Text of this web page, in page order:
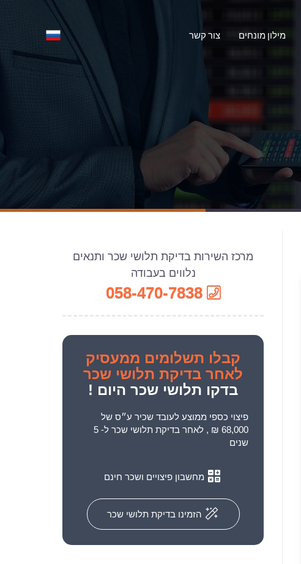
מילון מונחים צור קשר
מרכז השירות בדיקת תלושי שכר ותנאים
נלווים בעבודה
058-470-7838
קבלו תשלומים ממעסיק
לאחר בדיקת תלושי שכר
בדקו תלושי שכר היום !
פיצוי כספי ממוצע לעובד שכיר ע״ס של
68,000 ₪ , לאחר בדיקת תלושי שכר ל- 5
שנים
מחשבון פיצויים ושכר חינם